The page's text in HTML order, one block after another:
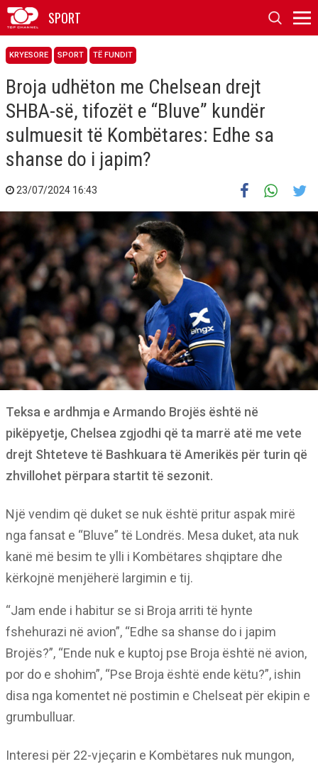
SPORT
KRYESORE SPORT TË FUNDIT
Broja udhëton me Chelsean drejt
SHBA-së, tifozët e “Bluve” kundër
sulmuesit të Kombëtares: Edhe sa
shanse do i japim?
23/07/2024 16:43
Teksa e ardhmja e Armando Brojës është në
pikëpyetje, Chelsea zgjodhi që ta marrë atë me vete
drejt Shteteve të Bashkuara të Amerikës për turin që
zhvillohet përpara startit të sezonit.
Një vendim që duket se nuk është pritur aspak mirë
nga fansat e “Bluve” të Londrës. Mesa duket, ata nuk
kanë më besim te ylli i Kombëtares shqiptare dhe
kërkojnë menjëherë largimin e tij.
“Jam ende i habitur se si Broja arriti të hynte
fshehurazi në avion”, “Edhe sa shanse do i japim
Brojës?”, “Ende nuk e kuptoj pse Broja është në avion,
por do e shohim”, “Pse Broja është ende këtu?”, ishin
disa nga komentet në postimin e Chelseat për ekipin e
grumbulluar.
Interesi për 22-vjeçarin e Kombëtares nuk mungon,